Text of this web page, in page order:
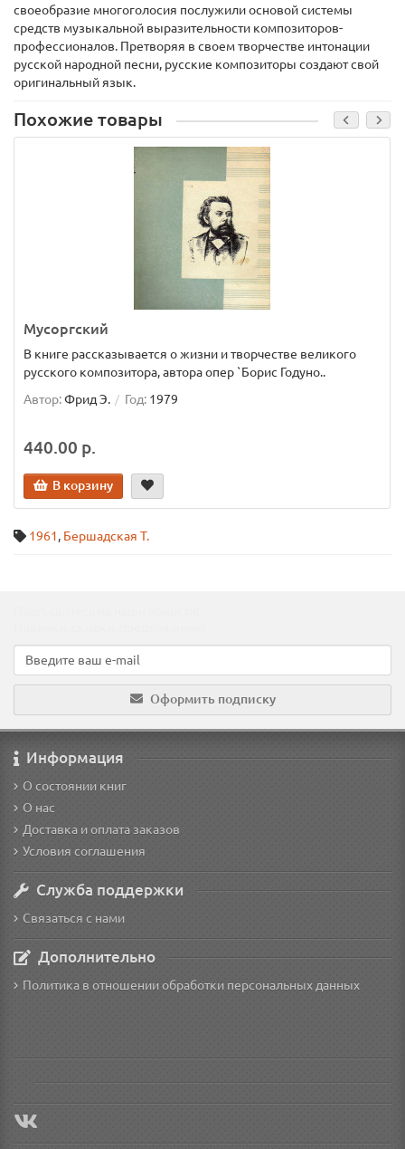
своеобразие многоголосия послужили основой системы
средств музыкальной выразительности композиторов-
профессионалов. Претворяя в своем творчестве интонации
русской народной песни, русские композиторы создают свой
оригинальный язык.
Похожие товары
Мусоргский
В книге рассказывается о жизни и творчестве великого
русского композитора, автора опер `Борис Годуно..
Автор:Фрид Э. Год: 1979
440.00 р.
В корзину
1961, Бершадская Т.
Оформить подписку
Информация
О состоянии книг
О нас
Доставка и оплата заказов
Условия соглашения
Служба поддержки
Связаться с нами
Дополнительно
Политика в отношении обработки персональных данных